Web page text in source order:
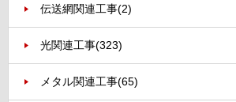
伝送網関連工事(2)
光関連工事(323)
メタル関連工事(65)